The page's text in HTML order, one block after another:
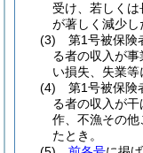
受け、若しくは
が著しく減少し
(3)
第1号被保険
る者の収入が
い損失、失業等
(4)
第1号被保険
る者の収入が
作、不漁その
たとき。